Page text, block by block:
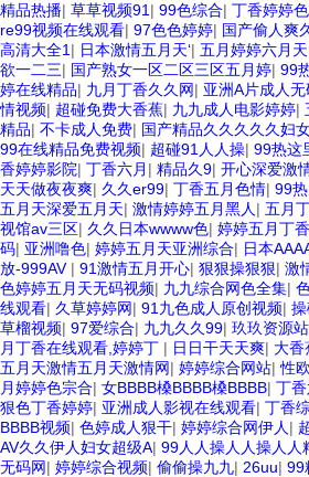
精品热播| 草草视频91 | 99色综合| 丁香婷婷
re99视频在线观看| 97色色婷婷| 国产偷人爽
高清大全1 | 日本激情五月天‘| 五月婷婷六月天
欲一二三| 国产熟女一区二区三区五月婷| 99
婷在线精品| 九月丁香久久网| 亚洲A片成人
情视频| 超碰免费大香蕉| 九九成人电影婷婷|
精品| 不卡成人免费| 国产精品久久久久久妇
99在线精品免费视频| 超碰91人人操| 99热这
香婷婷影院| 丁香六月 | 精品久9| 开心深爱激
天天做夜夜爽| 久久er99| 丁香五月色情| 99
五月天深爱五月天| 激情婷婷五月黑人 | 五月
视馆av三区| 久久日本wwww色| 婷婷五月丁
码| 亚洲噜色| 婷婷五月天亚洲综合| 日本
放-999AV | 91激情五月开心| 狠狠操狠狠| 激
色婷婷五月天无码视频| 九九综合网色全集|
线观看| 久草婷婷网| 91九色成人原创视频| 操
草榴视频| 97爱综合| 九九久久99| 玖玖资源
月丁香在线观看,婷婷丁 | 日日干天天爽| 大香
五月天激情五月天激情网| 婷婷综合网站|性
月婷婷色宗合| 女BBBB槡BBBB槡BBBB| 丁
狠色丁香婷婷| 亚洲成人影视在线观看| 丁香
BBBB视频| 色婷成人狠干| 婷婷综合网伊人 |
AV久久伊人妇女超级A| 99人人操人人操人人
无码网| 婷婷综合视频| 偷偷操九九| 26uu| 99